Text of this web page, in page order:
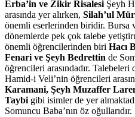
Erba’in ve Zikir Risalesi Şeyh
arasında yer alırken, Silah’ul
önemli eserlerinden biridir. Bursa
dönemlerde pek çok talebe
önemli öğrencilerinden biri Hacı
Fenari ve Şeyh Bedrettin de
öğrencileri arasındadır.
Hamid-i Veli’nin öğrencileri
Karamani, Şeyh Muzaffer
Taybi gibi isimler de yer
Somuncu Baba’nın öz oğullarıdır.